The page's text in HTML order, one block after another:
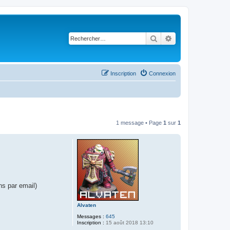
Rechercher
Connexion
Inscription
1 message • Page 1 sur 1
Alvaten
Messages : 645
Inscription : 15 août 2018 13:10
par email)